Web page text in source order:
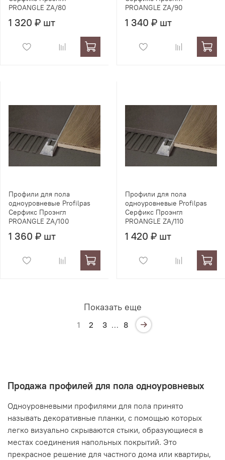
PROANGLE ZA/80
1 320 ₽ шт
PROANGLE ZA/90
1 340 ₽ шт
Профили для пола
одноуровневые Profilpas
Серфикс Проэнгл
PROANGLE ZA/100
1 360 ₽ шт
Профили для пола
одноуровневые Profilpas
Серфикс Проэнгл
PROANGLE ZA/110
1 420 ₽ шт
Показать еще
1 2 3 … 8
Продажа профилей для пола одноуровневых
Одноуровневыми профилями для пола принято
называть декоративные планки, с помощью которых
легко визуально скрываются стыки, образующиеся в
местах соединения напольных покрытий. Это
прекрасное решение для частного дома или квартиры,